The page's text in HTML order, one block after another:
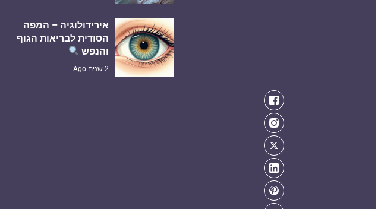
אירידולוגיה – המפה
הסודית לבריאות הגוף
והנפש
2 שנים Ago